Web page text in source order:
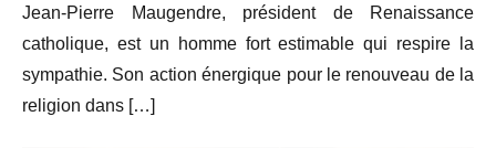
Lesquen
Jean-Pierre Maugendre, président de Renaissance
catholique, est un homme fort estimable qui respire la
sympathie. Son action énergique pour le renouveau de la
religion dans […]